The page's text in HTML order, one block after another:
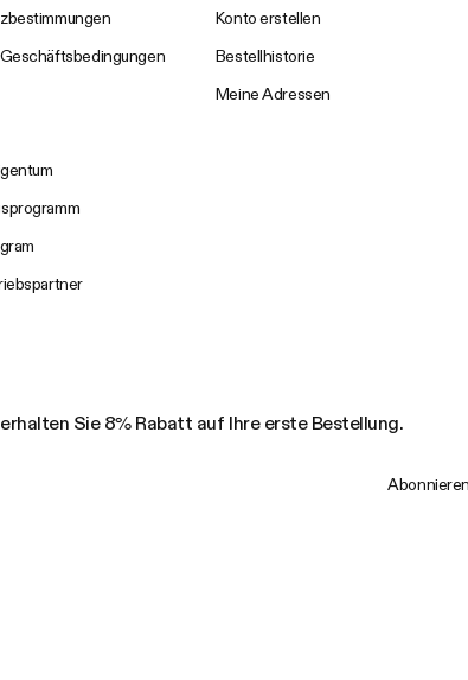
Konto erstellen
Bestellhistorie
Meine Adressen
Sie 8% Rabatt auf Ihre erste Bestellung.
Abonnieren